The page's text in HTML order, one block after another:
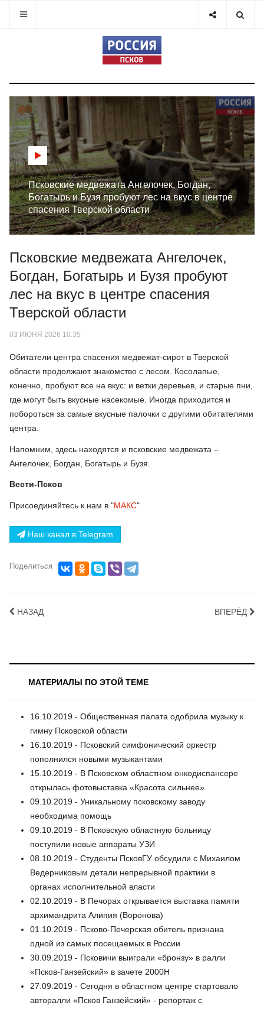
Псковские медвежата Ангелочек, Богдан,
Богатырь и Бузя пробуют лес на вкус в центре
спасения Тверской области
Псковские медвежата Ангелочек,
Богдан, Богатырь и Бузя пробуют
лес на вкус в центре спасения
Тверской области
03 ИЮНЯ 2026 10:35
Обитатели центра спасения медвежат-сирот в Тверской
области продолжают знакомство с лесом. Косолапые,
конечно, пробуют все на вкус: и ветки деревьев, и старые пни,
где могут быть вкусные насекомые. Иногда приходится и
побороться за самые вкусные палочки с другими обитателями
центра.
Напомним, здесь находятся и псковские медвежата –
Ангелочек, Богдан, Богатырь и Бузя.
Вести-Псков
Присоединяйтесь к нам в "МАКС"
Наш канал в Telegram
Поделиться
НАЗАД ВПЕРЁД
МАТЕРИАЛЫ ПО ЭТОЙ ТЕМЕ
16.10.2019 - Общественная палата одобрила музыку к
гимну Псковской области
16.10.2019 - Псковский симфонический оркестр
пополнился новыми музыкантами
15.10.2019 - В Псковском областном онкодиспансере
открылась фотовыставка «Красота сильнее»
09.10.2019 - Уникальному псковскому заводу
необходима помощь
09.10.2019 - В Псковскую областную больницу
поступили новые аппараты УЗИ
08.10.2019 - Студенты ПсковГУ обсудили с Михаилом
Ведерниковым детали непрерывной практики в
органах исполнительной власти
02.10.2019 - В Печорах открывается выставка памяти
архимандрита Алипия (Воронова)
01.10.2019 - Псково-Печерская обитель признана
одной из самых посещаемых в России
30.09.2019 - Псковичи выиграли «бронзу» в ралли
«Псков-Ганзейский» в зачете 2000Н
27.09.2019 - Сегодня в областном центре стартовало
авторалли «Псков Ганзейский» - репортаж с